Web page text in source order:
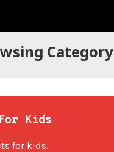
Category
Kids
for kids.